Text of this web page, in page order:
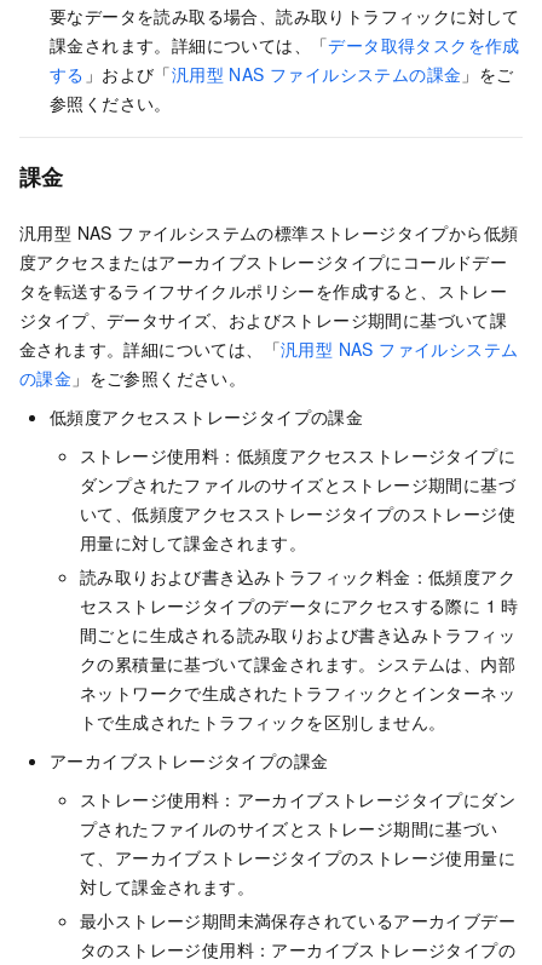
要なデータを読み取る場合、読み取りトラフィックに対して
課金されます。詳細については、「データ取得タスクを作成
する 」および「汎用型 NAS ファイルシステムの課金 」をご
参照ください。
課金
汎用型 NAS ファイルシステムの標準ストレージタイプから低頻
度アクセスまたはアーカイブストレージタイプにコールドデー
タを転送するライフサイクルポリシーを作成すると、ストレー
ジタイプ、データサイズ、およびストレージ期間に基づいて課
金されます。詳細については、「汎用型 NAS ファイルシステム
の課金 」をご参照ください。
低頻度アクセスストレージタイプの課金
ストレージ使用料：低頻度アクセスストレージタイプに
ダンプされたファイルのサイズとストレージ期間に基づ
いて、低頻度アクセスストレージタイプのストレージ使
用量に対して課金されます。
読み取りおよび書き込みトラフィック料金：低頻度アク
セスストレージタイプのデータにアクセスする際に 1 時
間ごとに生成される読み取りおよび書き込みトラフィッ
クの累積量に基づいて課金されます。システムは、内部
ネットワークで生成されたトラフィックとインターネッ
トで生成されたトラフィックを区別しません。
アーカイブストレージタイプの課金
ストレージ使用料：アーカイブストレージタイプにダン
プされたファイルのサイズとストレージ期間に基づい
て、アーカイブストレージタイプのストレージ使用量に
対して課金されます。
最小ストレージ期間未満保存されているアーカイブデー
タのストレージ使用料：アーカイブストレージタイプの